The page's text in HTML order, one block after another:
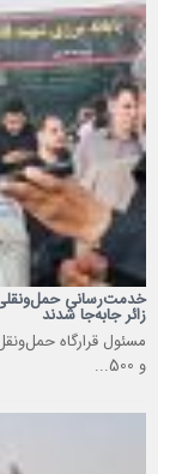
زائر جابه‌جا شدند
و 500...